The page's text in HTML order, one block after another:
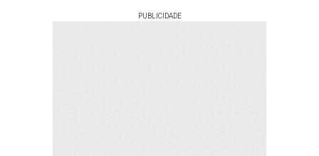
PUBLICIDADE